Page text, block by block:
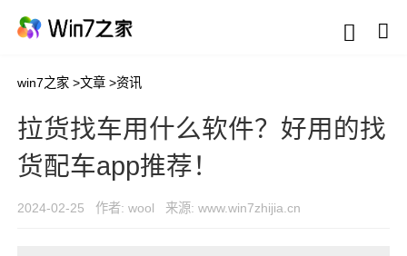
win7之家 >文章 >资讯
拉货找车用什么软件？好用的找
货配车app推荐！
2024-02-25 作者: wool 来源: www.win7zhijia.cn